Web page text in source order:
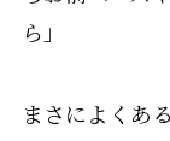
ら」
まさによくあ